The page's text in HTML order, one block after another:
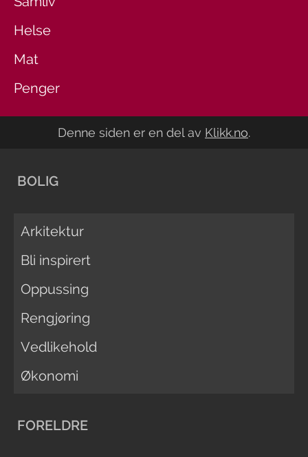
Helse
Mat
Penger
Denne siden er en del av Klikk.no.
BOLIG
Arkitektur
Bli inspirert
Oppussing
Rengjøring
Vedlikehold
Økonomi
FORELDRE